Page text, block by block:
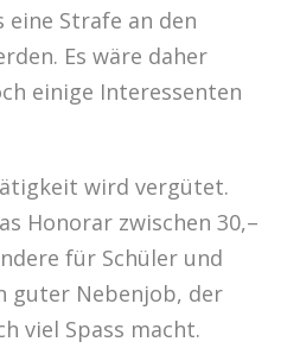
Strafe an den
Es wäre daher
einige Interessenten
wird vergütet.
Honorar zwischen 30,–
für Schüler und
guter Nebenjob, der
viel Spass macht.